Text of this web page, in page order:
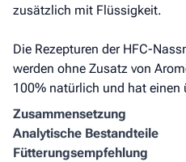
zusätzlich mit Flüssigkeit.
Die Rezepturen der HFC-
werden ohne Zusatz von
100% natürlich und hat einen
Zusammen­setzung
Analytische Bestandteile
Fütterungs­empfehlung